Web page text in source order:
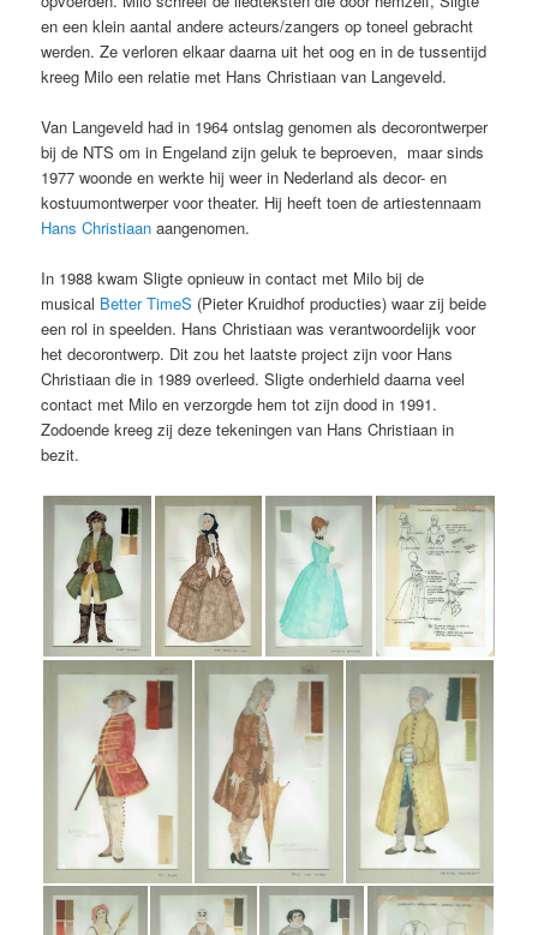
en een klein aantal andere acteurs/zangers op toneel gebracht
werden. Ze verloren elkaar daarna uit het oog en in de tussentijd
kreeg Milo een relatie met Hans Christiaan van Langeveld.
Van Langeveld had in 1964 ontslag genomen als decorontwerper
bij de NTS om in Engeland zijn geluk te beproeven, maar sinds
1977 woonde en werkte hij weer in Nederland als decor- en
kostuumontwerper voor theater. Hij heeft toen de artiestennaam
Hans Christiaan aangenomen.
In 1988 kwam Sligte opnieuw in contact met Milo bij de
musical Better TimeS (Pieter Kruidhof producties) waar zij beide
een rol in speelden. Hans Christiaan was verantwoordelijk voor
het decorontwerp. Dit zou het laatste project zijn voor Hans
Christiaan die in 1989 overleed. Sligte onderhield daarna veel
contact met Milo en verzorgde hem tot zijn dood in 1991.
Zodoende kreeg zij deze tekeningen van Hans Christiaan in
bezit.